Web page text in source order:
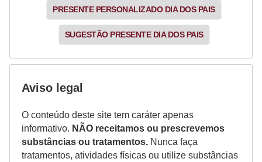
PRESENTE PERSONALIZADO DIA DOS PAIS
SUGESTÃO PRESENTE DIA DOS PAIS
Aviso legal
O conteúdo deste site tem caráter apenas
informativo. NÃO receitamos ou prescrevemos
substâncias ou tratamentos. Nunca faça
tratamentos, atividades físicas ou utilize substâncias